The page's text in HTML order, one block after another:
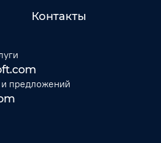
Контакты
предложений